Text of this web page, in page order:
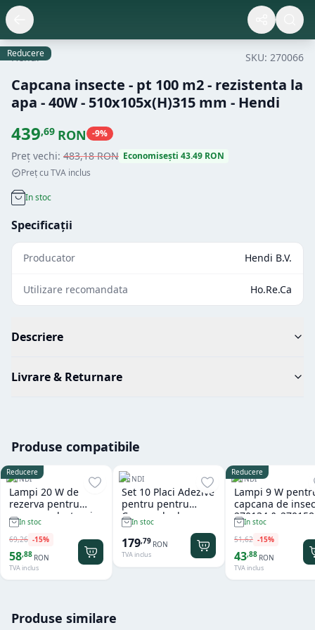
Reducere
Hendi SKU: 270066
Capcana insecte - pt 100 m2 - rezistenta la
apa - 40W - 510x105x(H)315 mm - Hendi
439,69 RON -9%
Preț vechi: 483,18RON Economisești 43.49 RON
Preț cu TVA inclus
In stoc
Specificații
Producator Hendi B.V.
Utilizare recomandata Ho.Re.Ca
Descriere
Livrare & Returnare
Produse compatibile
Reducere
HENDI
Lampi 20 W de
rezerva pentru
capcana electronica
insecte 270134 &
270158, Hendi,
570x20x(h)20 mm
In stoc
69,26 -15%
58,88 RON
TVA inclus
HENDI
Set 10 Placi Adezive
pentru pentru
Capcanele de
Insecte Hendi
In stoc
179,79 RON
TVA inclus
Reducere
HENDI
Lampi 9 W
capcana de
270134 &
Hendi,
285x15x(h)15
In stoc
51,62 -15%
43,88 RON
TVA inclus
Produse similare